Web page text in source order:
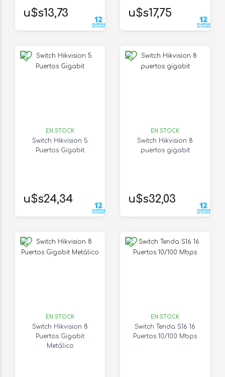
u$s13,73 u$s17,75
EN STOCK
Switch Hikvision 5
Puertos Gigabit
u$s24,34
EN STOCK
Switch Hikvision 8
puertos gigabit
u$s32,03
EN STOCK
Switch Hikvision 8
Puertos Gigabit
Metálico
EN STOCK
Switch Tenda S16 16
Puertos 10/100 Mbps